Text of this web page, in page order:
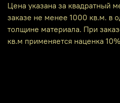
Цена указана за квадратный
заказе не менее 1000 кв.м. в
толщине материала. При
кв.м применяется наценка